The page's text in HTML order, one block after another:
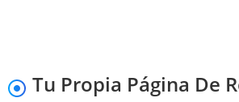
Tu Propia Página De